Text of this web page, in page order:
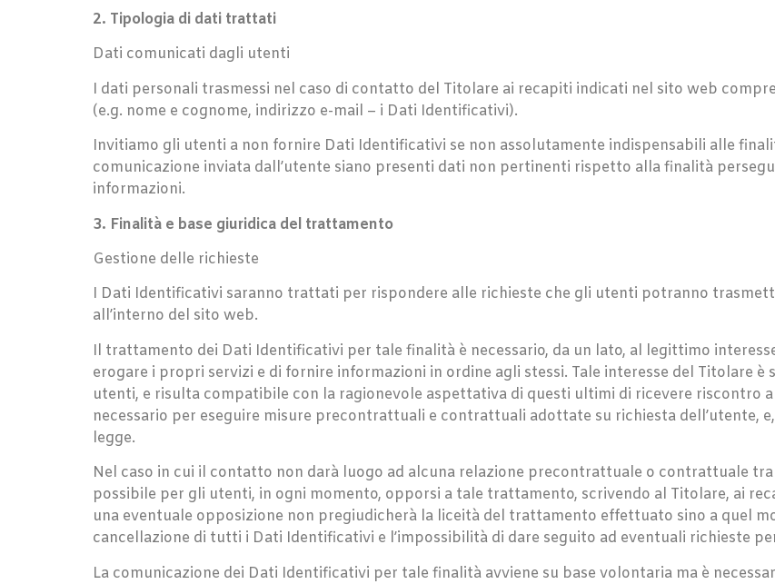
2. Tipologia di dati trattati
Dati comunicati dagli utenti
I dati personali trasmessi nel caso di contatto del Titolare ai recapiti indicati nel sito web
(e.g. nome e cognome, indirizzo e-mail – i Dati Identificativi).
Invitiamo gli utenti a non fornire Dati Identificativi se non assolutamente indispensabili alle
comunicazione inviata dall’utente siano presenti dati non pertinenti rispetto alla finalità
informazioni.
3. Finalità e base giuridica del trattamento
Gestione delle richieste
I Dati Identificativi saranno trattati per rispondere alle richieste che gli utenti potranno
all’interno del sito web.
Il trattamento dei Dati Identificativi per tale finalità è necessario, da un lato, al legittimo
erogare i propri servizi e di fornire informazioni in ordine agli stessi. Tale interesse del Titolare
utenti, e risulta compatibile con la ragionevole aspettativa di questi ultimi di ricevere riscontro
necessario per eseguire misure precontrattuali e contrattuali adottate su richiesta dell’utente,
legge.
Nel caso in cui il contatto non darà luogo ad alcuna relazione precontrattuale o contrattuale
possibile per gli utenti, in ogni momento, opporsi a tale trattamento, scrivendo al Titolare, ai
una eventuale opposizione non pregiudicherà la liceità del trattamento effettuato sino a quel
cancellazione di tutti i Dati Identificativi e l’impossibilità di dare seguito ad eventuali richieste
La comunicazione dei Dati Identificativi per tale finalità avviene su base volontaria ma è